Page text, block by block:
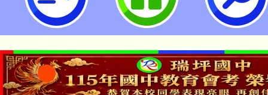
市立瑞坪國民中學